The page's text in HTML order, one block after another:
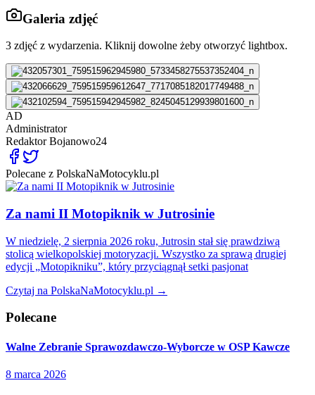
Galeria zdjęć
3 zdjęć z wydarzenia. Kliknij dowolne żeby otworzyć lightbox.
AD
Administrator
RedaktorBojanowo24
Polecane z PolskaNaMotocyklu.pl
Za nami II Motopiknik w Jutrosinie
W niedzielę, 2 sierpnia 2026 roku, Jutrosin stał się prawdziwą
stolicą wielkopolskiej motoryzacji. Wszystko za sprawą drugiej
edycji „Motopikniku”, który przyciągnął setki pasjonat
Czytaj na PolskaNaMotocyklu.pl →
Polecane
Walne Zebranie Sprawozdawczo-Wyborcze w OSP Kawcze
8 marca 2026